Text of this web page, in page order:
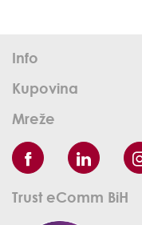
Info
Kupovina
Mreže
Trust eComm BiH